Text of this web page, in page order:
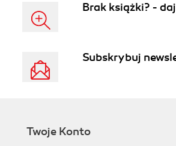
Brak książki? -
Subskrybuj
Twoje Konto